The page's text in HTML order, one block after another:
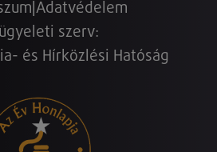
Adatvédelem
szerv:
és Hírközlési Hatóság